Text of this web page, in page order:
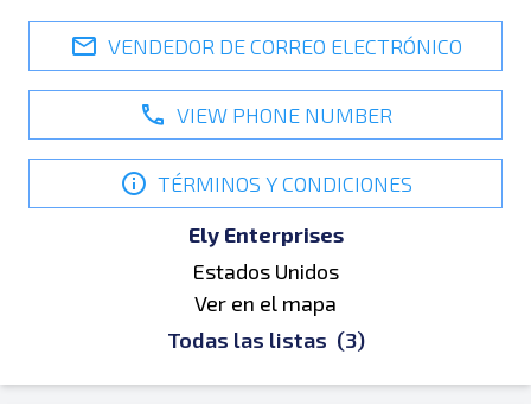
VENDEDOR DE CORREO ELECTRÓNICO
VIEW PHONE NUMBER
TÉRMINOS Y CONDICIONES
Ely Enterprises
Estados Unidos
Ver en el mapa
Todas las listas (3)